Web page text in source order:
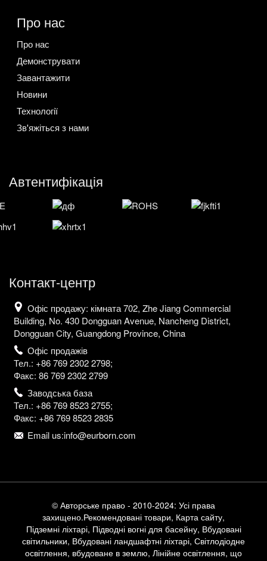
Про нас
Про нас
Демонструвати
Завантажити
Новини
Технології
Зв'яжіться з нами
Автентифікація
Контакт-центр
Офіс продажу: кімната 702, Zhe Jiang Commercial
Building, No. 430 Dongguan Avenue, Nancheng District,
Dongguan City, Guangdong Province, China
Офіс продажів
Тел.: +86 769 2302 2798;
Факс: 86 769 2302 2799
Заводська база
Тел.: +86 769 8523 2755;
Факс: +86 769 8523 2835
Email us:info@eurborn.com
© Авторське право - 2010-2024: Усі права
захищено.Рекомендовані товари, Карта сайту,
Підземні ліхтарі, Підводні вогні для басейну, Вбудовані
світильники, Вбудовані ландшафтні ліхтарі, Світлодіодне
освітлення, вбудоване в землю, Лінійне освітлення, що